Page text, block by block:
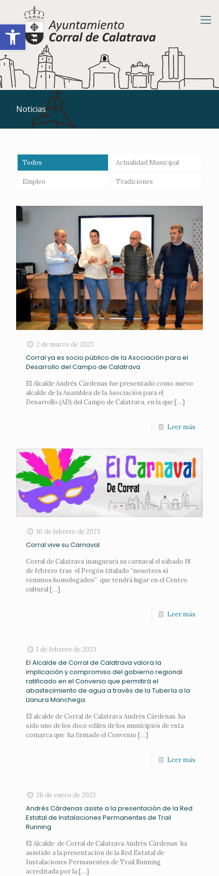
Abrir barra de herramientas
Noticias
Todos Actualidad Municipal
Empleo Tradiciones
2 de marzo de 2023
Corral ya es socio público de la Asociación para el
Desarrollo del Campo de Calatrava
El Alcalde Andrés Cárdenas fue presentado como nuevo
alcalde de la Asamblea de la Asociación para el
Desarrollo (AD) del Campo de Calatrava, en la que[…]
Leer más
16 de febrero de 2023
Corral vive su Carnaval
Corral de Calatrava inaugurará su carnaval el sábado 18
de febrero tras el Pregón titulado “nosotros sí
venimos homologados” que tendrá lugar en el Centro
cultural[…]
Leer más
1 de febrero de 2023
El Alcalde de Corral de Calatrava valora la
implicación y compromiso del gobierno regional
ratificado en el Convenio que permitirá el
abastecimiento de agua a través de la Tubería a la
Llanura Manchega.
El alcalde de Corral de Calatrava Andrés Cárdenas ha
sido uno de los doce ediles de los municipios de esta
comarca que ha firmado el Convenio […]
Leer más
26 de enero de 2023
Andrés Cárdenas asiste a la presentación de la Red
Estatal de Instalaciones Permanentes de Trail
Running
El Alcalde de Corral de Calatrava Andrés Cárdenas ha
asistido a la presentación de la Red Estatal de
Instalaciones Permanentes de Trail Running
acreditada por la[…]